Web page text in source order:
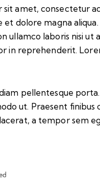
sit amet, consectetur
dolore magna
ullamco laboris nisi ut
in reprehenderit.
pellentesque
ut. Praesent finibus
a tempor sem